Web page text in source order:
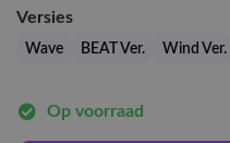
Versies
Wave BEAT Ver. Wind Ver.
Op voorraad